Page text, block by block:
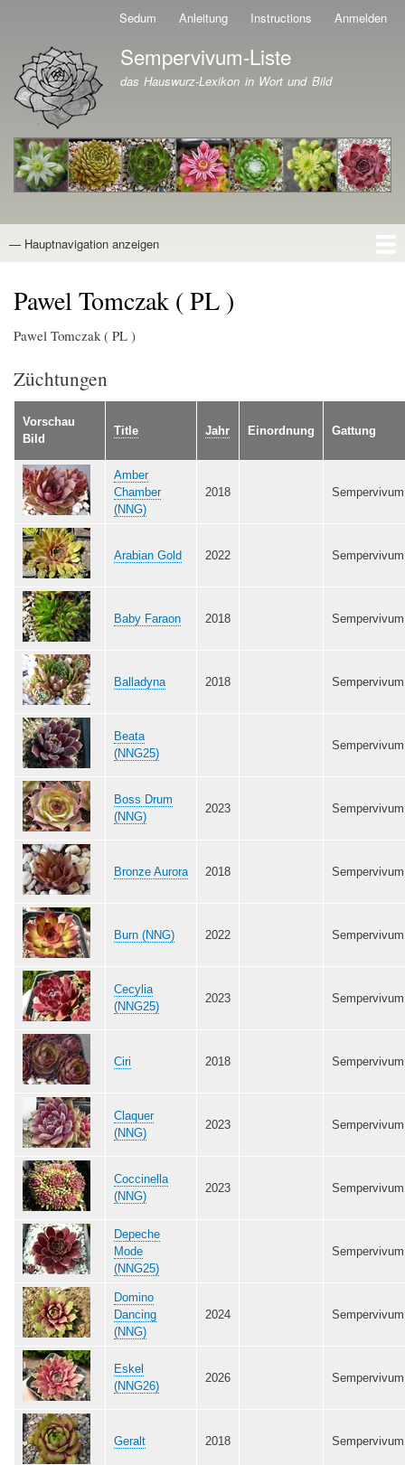
Direkt
zum
Inhalt
Sedum Anleitung Instructions Anmelden
Branding der Website
Sempervivum-Liste
das Hauswurz-Lexikon in Wort und Bild
Hauptnavigation
— Hauptnavigation anzeigen
Pawel Tomczak ( PL )
Pawel Tomczak ( PL )
Züchtungen
Vorschau
Bild
Title Jahr Einordnung Gattung
Amber
Chamber
(NNG)
2018 Sempervivum
Arabian Gold 2022 Sempervivum
Baby Faraon 2018 Sempervivum
Balladyna 2018 Sempervivum
Beata
(NNG25)
Sempervivum
Boss Drum
(NNG)
2023 Sempervivum
Bronze Aurora 2018 Sempervivum
Burn (NNG) 2022 Sempervivum
Cecylia
(NNG25)
2023 Sempervivum
Ciri 2018 Sempervivum
Claquer
(NNG)
2023 Sempervivum
Coccinella
(NNG)
2023 Sempervivum
Depeche
Mode
(NNG25)
Sempervivum
Domino
Dancing
(NNG)
2024 Sempervivum
Eskel
(NNG26)
2026 Sempervivum
Geralt 2018 Sempervivum